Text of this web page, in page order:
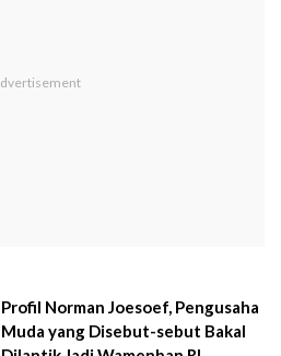
Profil Norman Joesoef, Pengusaha
Muda yang Disebut-sebut Bakal